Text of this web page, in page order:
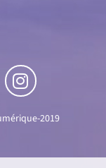
2019